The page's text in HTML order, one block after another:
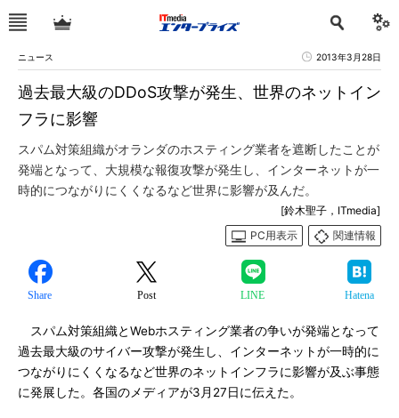
ニュース 2013年3月28日
過去最大級のDDoS攻撃が発生、世界のネットイン
フラに影響
スパム対策組織がオランダのホスティング業者を遮断したことが
発端となって、大規模な報復攻撃が発生し、インターネットが一
時的につながりにくくなるなど世界に影響が及んだ。
[鈴木聖子，ITmedia]
PC用表示
関連情報
Share Post LINE Hatena
スパム対策組織とWebホスティング業者の争いが発端となって
過去最大級のサイバー攻撃が発生し、インターネットが一時的に
つながりにくくなるなど世界のネットインフラに影響が及ぶ事態
に発展した。各国のメディアが3月27日に伝えた。